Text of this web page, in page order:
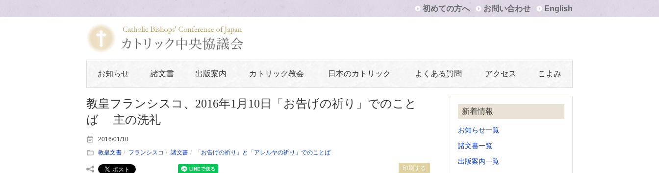
初めての方へ お問い合わせ English
お知らせ 諸文書 出版案内 カトリック教会 日本のカトリック よくある質問 アクセス こよみ
教皇フランシスコ、2016年1月10日「お告げの祈り」でのこと
ば 主の洗礼
印刷する
2016/01/10
教皇文書
フランシスコ 諸文書 「お告げの祈り」と「アレルヤの祈り」でのことば
新着情報
お知らせ一覧
諸文書一覧
出版案内一覧